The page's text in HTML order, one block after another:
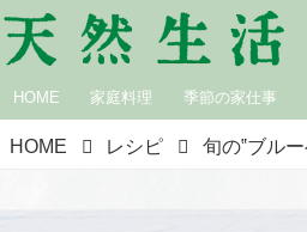
HOME 家庭料理 季節の家仕事
HOME レシピ